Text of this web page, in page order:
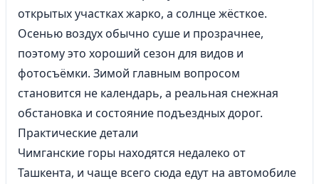
открытых участках жарко, а солнце жёсткое.
Осенью воздух обычно суше и прозрачнее,
поэтому это хороший сезон для видов и
фотосъёмки. Зимой главным вопросом
становится не календарь, а реальная снежная
обстановка и состояние подъездных дорог.
Практические детали
Чимганские горы находятся недалеко от
Ташкента, и чаще всего сюда едут на автомобиле